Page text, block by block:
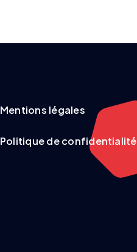
Mentions légales
Politique de confidentialité